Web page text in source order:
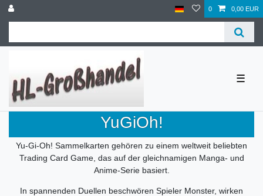
0 0,00 EUR
☰
YuGiOh!
Yu-Gi-Oh! Sammelkarten gehören zu einem weltweit beliebten
Trading Card Game, das auf der gleichnamigen Manga- und
Anime-Serie basiert.
In spannenden Duellen beschwören Spieler Monster, wirken